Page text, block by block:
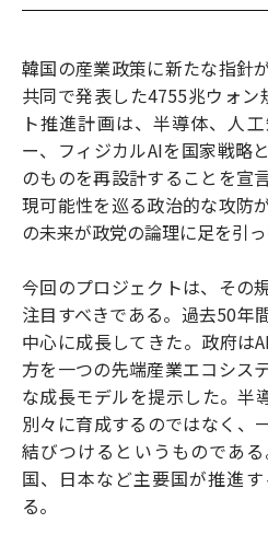
c
o
o
k
i
e
r
韓国の産業政策に新たな指針
共同で発表した4755兆ウォ
ト推進計画は、半導体、人
ー、フィジカルAIを国家戦略
のものを再設計することを宣
現可能性を巡る政治的な攻防
の未来が政党の論理に足を引
今回のプロジェクトは、その
注目すべきである。過去50年
中心に成長してきた。政府は
方を一つの先端産業エコシス
な成長モデルを提示した。半
別々に育成するのではなく、
結びつけるというものであ
国、日本など主要国が推進
る。